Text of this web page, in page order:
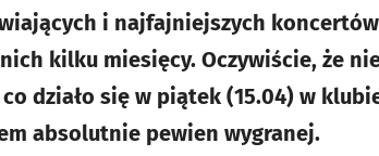
i najfajniejszych
kilku miesięcy. Oczywiście, że
działo się w piątek (15.04) w
absolutnie pewien wygranej.